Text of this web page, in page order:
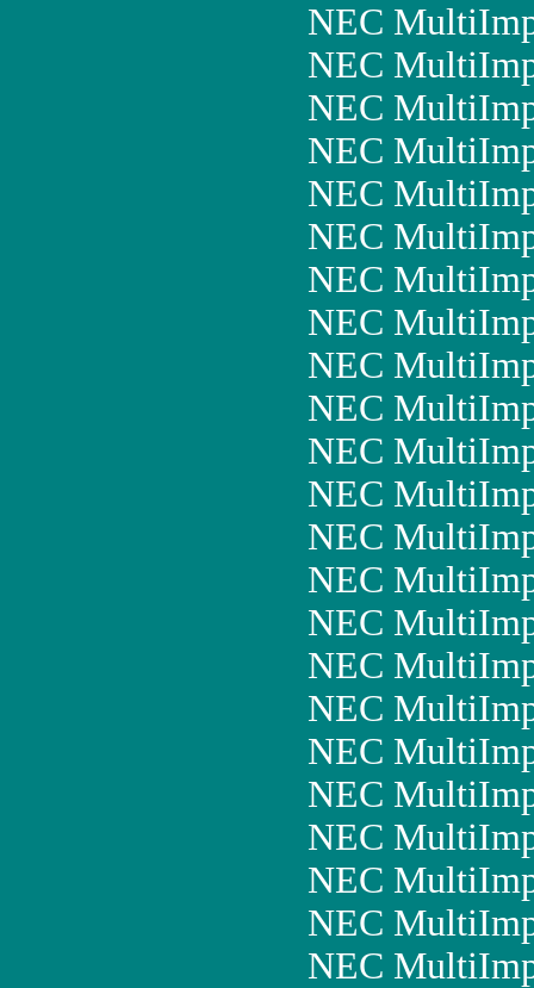
NEC
NEC
NEC
NEC
NEC
NEC
NEC
NEC
NEC
NEC
NEC
NEC
NEC
NEC
NEC
NEC
NEC
NEC
NEC
NEC
NEC
NEC
NEC